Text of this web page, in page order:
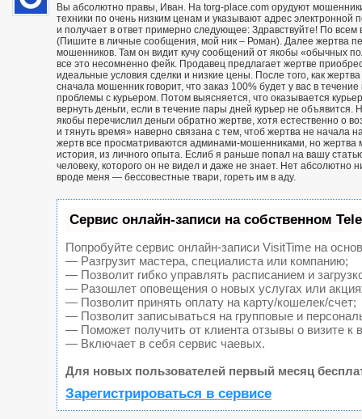
Вы абсолютно правы, Иван. На torg-place.com орудуют
техники по очень низким ценам и указывают адрес
и получает в ответ примерно следующее: Здравствуйте! По
(Пишите в личные сообщения, мой ник – Роман). Далее жертва
мошенников. Там он видит кучу сообщений от якобы «обычных
все это несомненно фейк. Продавец предлагает жертве
идеальные условия сделки и низкие цены. После того, как
сначала мошенник говорит, что заказ 100% будет у вас в
проблемы с курьером. Потом выясняется, что оказывается
вернуть деньги, если в течение пары дней курьер не
якобы перечислил деньги обратно жертве, хотя естественно о
и тянуть время» наверно связана с тем, чтоб жертва не начала
жертв все просматриваются админами-мошенниками, но жертва
история, из личного опыта. Еслиб я раньше попал на вашу
человеку, которого он не видел и даже не знает. Нет
вроде меня — бессовестные твари, гореть им в аду.
Сервис онлайн-записи на собственном
Попробуйте сервис онлайн-записи VisitTime на
— Разгрузит мастера, специалиста или компанию;
— Позволит гибко управлять расписанием и
— Разошлет оповещения о новых услугах или
— Позволит принять оплату на карту/кошелек/счет;
— Позволит записываться на групповые и
— Поможет получить от клиента отзывы о визите к
— Включает в себя сервис чаевых.
Для новых пользователей первый месяц
Зарегистрироваться в сервисе